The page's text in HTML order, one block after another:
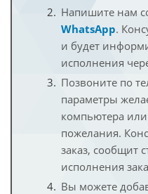
Напишите нам
WhatsApp.
и будет
исполнения
Позвоните по
параметры
компьютера
пожелания.
заказ, сообщит
исполнения
Вы можете